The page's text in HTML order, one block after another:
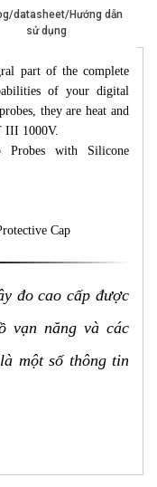
datasheet/Hướng dẫn
sử dụng
part of the complete
of your digital
they are heat and
III 1000V.
with Silicone
Cap
đo cao cấp được
vạn năng và các
một số thông tin